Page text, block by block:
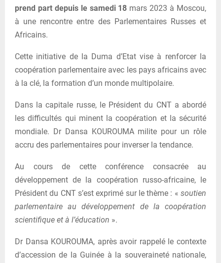
prend part depuis le samedi 18 mars 2023 à Moscou,
à une rencontre entre des Parlementaires Russes et
Africains.
Cette initiative de la Duma d’Etat vise à renforcer la
coopération parlementaire avec les pays africains avec
à la clé, la formation d’un monde multipolaire.
Dans la capitale russe, le Président du CNT a abordé
les difficultés qui minent la coopération et la sécurité
mondiale. Dr Dansa KOUROUMA milite pour un rôle
accru des parlementaires pour inverser la tendance.
Au cours de cette conférence consacrée au
développement de la coopération russo-africaine, le
Président du CNT s’est exprimé sur le thème : « soutien
parlementaire au développement de la coopération
scientifique et à l’éducation ».
Dr Dansa KOUROUMA, après avoir rappelé le contexte
d’accession de la Guinée à la souveraineté nationale,